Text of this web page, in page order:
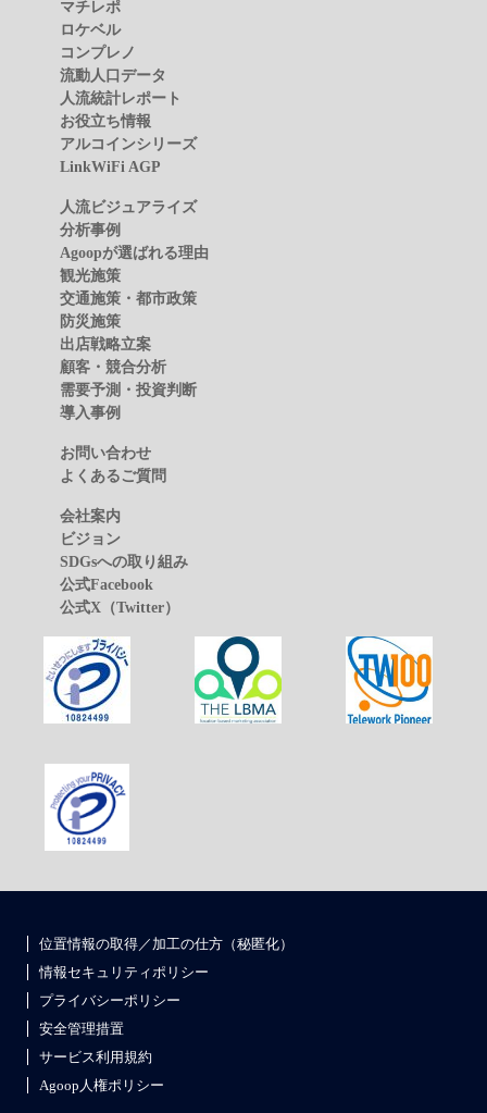
マチレポ
ロケベル
コンプレノ
流動人口データ
人流統計レポート
お役立ち情報
アルコインシリーズ
LinkWiFi AGP
人流ビジュアライズ
分析事例
Agoopが選ばれる理由
観光施策
交通施策・都市政策
防災施策
出店戦略立案
顧客・競合分析
需要予測・投資判断
導入事例
お問い合わせ
よくあるご質問
会社案内
ビジョン
SDGsへの取り組み
公式Facebook
公式X（Twitter）
位置情報の取得／加工の仕方（秘匿化）
情報セキュリティポリシー
プライバシーポリシー
安全管理措置
サービス利用規約
Agoop人権ポリシー